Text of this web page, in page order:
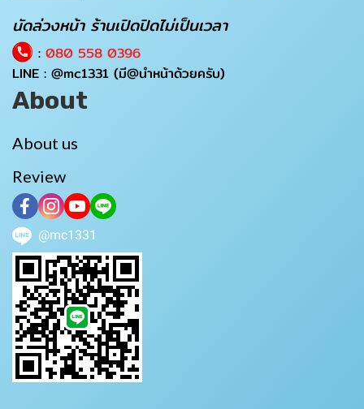
นัดล่วงหน้า ร้านเปิดปิดไม่เป็นเวลา
: 080 558 0396
LINE : @mc1331 (มี@นำหน้าด้วยครับ)
About
About us
Review
@mc1331